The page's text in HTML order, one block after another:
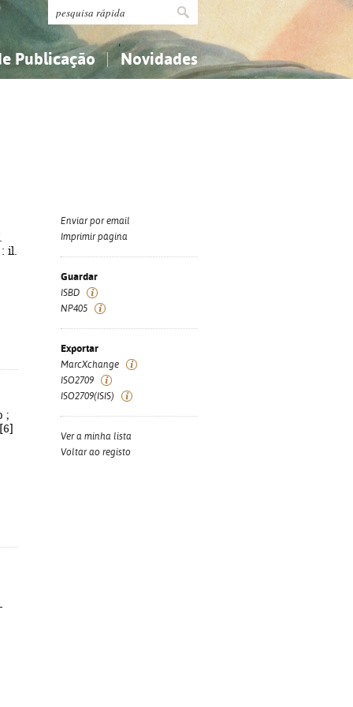
Publicação Novidades
il.
;
Enviar por email
Imprimir página
Guardar
ISBD
NP405
Exportar
MarcXchange
ISO2709
ISO2709(ISIS)
Ver a minha lista
Voltar ao registo